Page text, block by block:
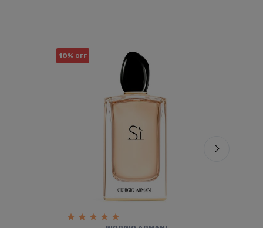
10% OFF